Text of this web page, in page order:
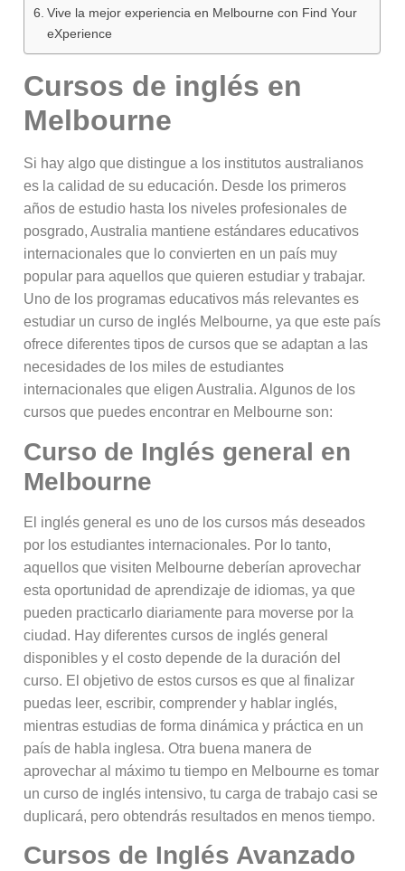
Vive la mejor experiencia en Melbourne con Find Your
eXperience
Cursos de inglés en
Melbourne
Si hay algo que distingue a los institutos australianos
es la calidad de su educación. Desde los primeros
años de estudio hasta los niveles profesionales de
posgrado, Australia mantiene estándares educativos
internacionales que lo convierten en un país muy
popular para aquellos que quieren estudiar y trabajar.
Uno de los programas educativos más relevantes es
estudiar un curso de inglés Melbourne, ya que este país
ofrece diferentes tipos de cursos que se adaptan a las
necesidades de los miles de estudiantes
internacionales que eligen Australia. Algunos de los
cursos que puedes encontrar en Melbourne son:
Curso de Inglés general en
Melbourne
El inglés general es uno de los cursos más deseados
por los estudiantes internacionales. Por lo tanto,
aquellos que visiten Melbourne deberían aprovechar
esta oportunidad de aprendizaje de idiomas, ya que
pueden practicarlo diariamente para moverse por la
ciudad. Hay diferentes cursos de inglés general
disponibles y el costo depende de la duración del
curso. El objetivo de estos cursos es que al finalizar
puedas leer, escribir, comprender y hablar inglés,
mientras estudias de forma dinámica y práctica en un
país de habla inglesa. Otra buena manera de
aprovechar al máximo tu tiempo en Melbourne es tomar
un curso de inglés intensivo, tu carga de trabajo casi se
duplicará, pero obtendrás resultados en menos tiempo.
Cursos de Inglés Avanzado